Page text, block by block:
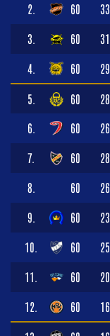
2. 60 33
3. 60 31
4. 60 29
5. 60 28
6. 60 26
7. 60 28
8. 60 26
9. 60 23
10. 60 25
11. 60 20
12. 60 16